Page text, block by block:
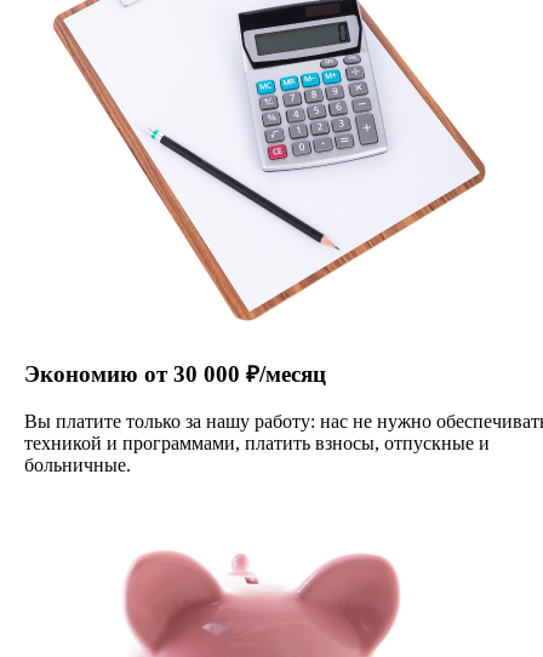
Экономию от 30 000 ₽/месяц
Вы платите только за нашу работу: нас не нужно
техникой и программами, платить взносы, отпускные и
больничные.